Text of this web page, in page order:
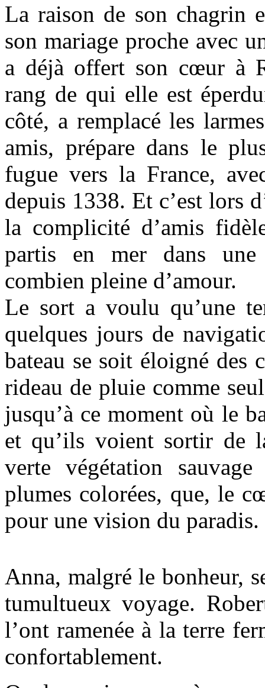
La raison de son chagrin
son mariage proche avec
a déjà offert son cœur à
rang de qui elle est
côté, a remplacé les
amis, prépare dans le
fugue vers la France,
depuis 1338. Et c’est lors
la complicité d’amis
partis en mer dans une
combien pleine d’amour.
Le sort a voulu qu’une
quelques jours de
bateau se soit éloigné des
rideau de pluie comme
jusqu’à ce moment où le
et qu’ils voient sortir de
verte végétation
plumes colorées, que, le
pour une vision du paradis.
Anna, malgré le bonheur,
tumultueux voyage.
l’ont ramenée à la terre
confortablement.